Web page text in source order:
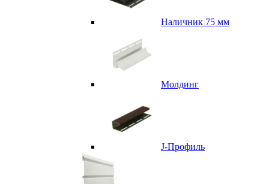
Наличник 75 мм
Молдинг
J-Профиль